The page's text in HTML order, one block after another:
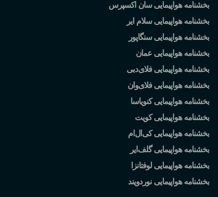
بخشنامه هواپیمایی سان اکسپرس
بخشنامه هواپیمایی سلام ایر
بخشنامه هواپیمایی سنگاپور
بخشنامه هواپیمایی عمان
بخشنامه هواپیمایی فلایدبی
بخشنامه هواپیمایی فلایوان
بخشنامه هواپیمایی کنویاسا
بخشنامه هواپیمایی کویت
بخشنامه هواپیمایی کی ال ام
بخشنامه هواپیمایی گلف ایر
بخشنامه هواپیمایی لوفتانزا
بخشنامه هواپیمایی نوردویند